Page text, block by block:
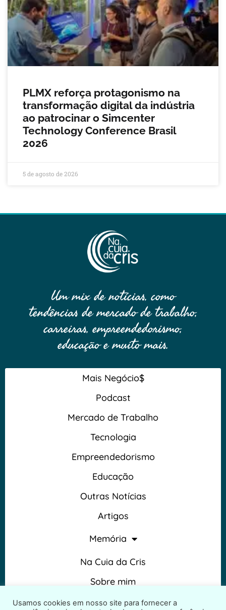
PLMX reforça protagonismo na
transformação digital da indústria
ao patrocinar o Simcenter
Technology Conference Brasil
2026
5 de agosto de 2026
Um mix de notícias, como
tendências de mercado de trabalho,
carreiras, empreendedorismo,
educação e muito mais.
Mais Negócio$
Podcast
Mercado de Trabalho
Tecnologia
Empreendedorismo
Educação
Outras Notícias
Artigos
Memória
Na Cuia da Cris
Sobre mim
Termos e Condições
Usamos cookies em nosso site para fornecer a